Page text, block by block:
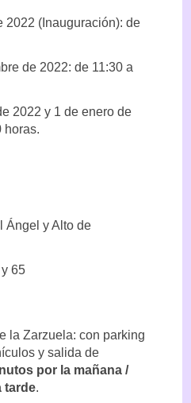
2022 (Inauguración): de
de 2022: de 11:30 a
2022 y 1 de enero de
horas.
Ángel y Alto de
65
la Zarzuela: con parking
y salida de
por la mañana /
tarde.